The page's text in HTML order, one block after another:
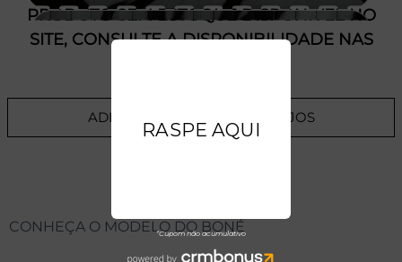
PRODUTO SEM ESTOQUE DÍSPONÍVEL NO
SITE, CONSULTE A DISPONIBILIDADE NAS
ADICIONAR A LISTA DE DESEJOS
CONHEÇA O MODELO DO BONÉ